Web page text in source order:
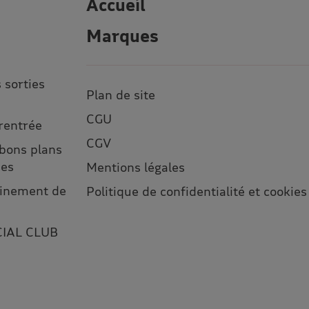
sorties
plans
de
CLUB
Accueil
Marques
Plan de site
CGU
CGV
Mentions légales
Politique de confidentialité et cookies